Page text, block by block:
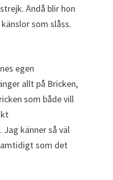
Ändå blir hon
som slåss.
egen
allt på Bricken,
som både vill
känner så väl
som det